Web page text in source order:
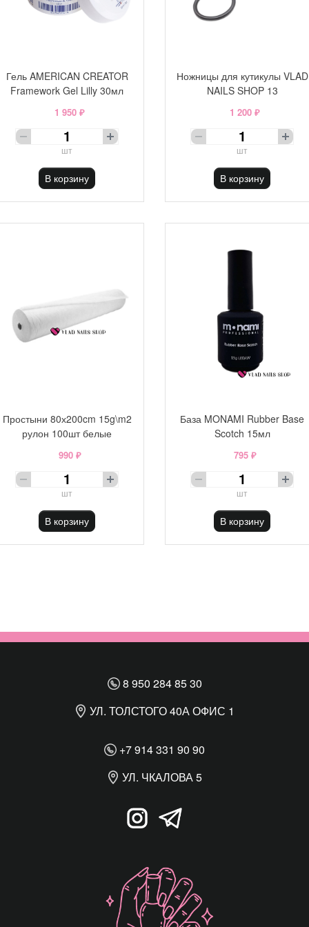
Гель AMERICAN CREATOR
Framework Gel Lilly 30мл
1 950 ₽
шт
В корзину
Ножницы для кутикулы VLAD
NAILS SHOP 13
1 200 ₽
шт
В корзину
Простыни 80х200cm 15g\m2
рулон 100шт белые
990 ₽
шт
В корзину
База MONAMI Rubber Base
Scotch 15мл
795 ₽
шт
В корзину
8 950 284 85 30
УЛ. ТОЛСТОГО 40А ОФИС 1
+7 914 331 90 90
УЛ. ЧКАЛОВА 5